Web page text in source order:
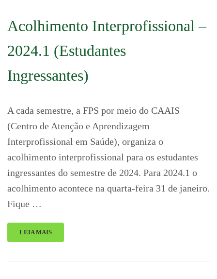
Acolhimento Interprofissional –
2024.1 (Estudantes
Ingressantes)
A cada semestre, a FPS por meio do CAAIS
(Centro de Atenção e Aprendizagem
Interprofissional em Saúde), organiza o
acolhimento interprofissional para os estudantes
ingressantes do semestre de 2024. Para 2024.1 o
acolhimento acontece na quarta-feira 31 de janeiro.
Fique …
LEIA MAIS